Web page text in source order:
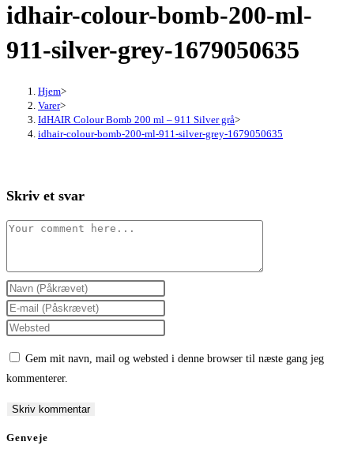
idhair-colour-bomb-200-ml-
911-silver-grey-1679050635
Hjem>
Varer>
IdHAIR Colour Bomb 200 ml – 911 Silver grå>
idhair-colour-bomb-200-ml-911-silver-grey-1679050635
Skriv et svar
Comment
Enter
your
name
comment
Enter
your
comment
Enter
(optional)
Gem mit navn, mail og websted i denne browser til næste gang jeg
kommenterer.
Genveje